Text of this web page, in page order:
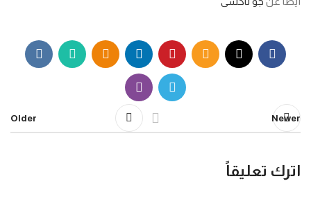
Newer
Older
اترك تعليقاً